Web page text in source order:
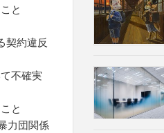
と
契約違反
不確実
と
力団関係